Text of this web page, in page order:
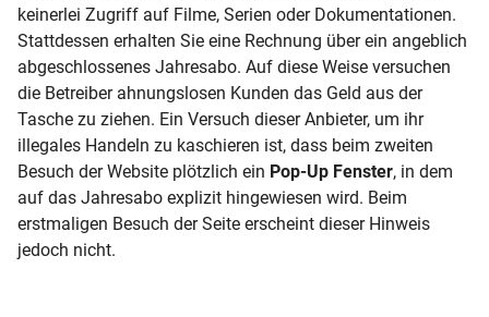
keinerlei Zugriff auf Filme, Serien oder Dokumentationen.
Stattdessen erhalten Sie eine Rechnung über ein angeblich
abgeschlossenes Jahresabo. Auf diese Weise versuchen
die Betreiber ahnungslosen Kunden das Geld aus der
Tasche zu ziehen. Ein Versuch dieser Anbieter, um ihr
illegales Handeln zu kaschieren ist, dass beim zweiten
Besuch der Website plötzlich ein Pop-Up Fenster, in dem
auf das Jahresabo explizit hingewiesen wird. Beim
erstmaligen Besuch der Seite erscheint dieser Hinweis
jedoch nicht.